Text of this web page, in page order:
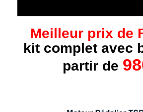
Meilleur prix de
kit complet avec
partir de